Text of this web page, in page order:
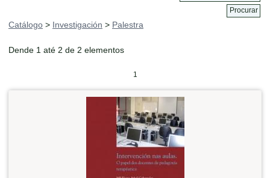
Catálogo > Investigación > Palestra
Dende 1 até 2 de 2 elementos
1